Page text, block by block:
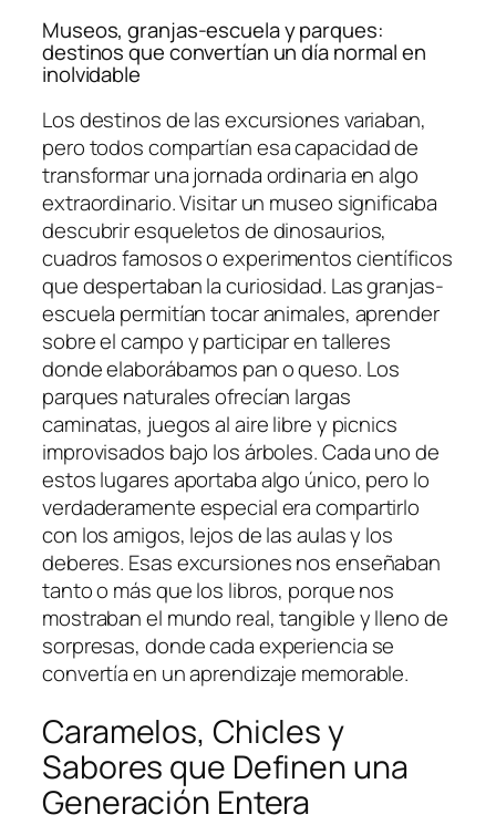
Museos, granjas-escuela y parques:
destinos que convertían un día normal en
inolvidable
Los destinos de las excursiones variaban,
pero todos compartían esa capacidad de
transformar una jornada ordinaria en algo
extraordinario. Visitar un museo significaba
descubrir esqueletos de dinosaurios,
cuadros famosos o experimentos científicos
que despertaban la curiosidad. Las granjas-
escuela permitían tocar animales, aprender
sobre el campo y participar en talleres
donde elaborábamos pan o queso. Los
parques naturales ofrecían largas
caminatas, juegos al aire libre y picnics
improvisados bajo los árboles. Cada uno de
estos lugares aportaba algo único, pero lo
verdaderamente especial era compartirlo
con los amigos, lejos de las aulas y los
deberes. Esas excursiones nos enseñaban
tanto o más que los libros, porque nos
mostraban el mundo real, tangible y lleno de
sorpresas, donde cada experiencia se
convertía en un aprendizaje memorable.
Caramelos, Chicles y
Sabores que Definen una
Generación Entera